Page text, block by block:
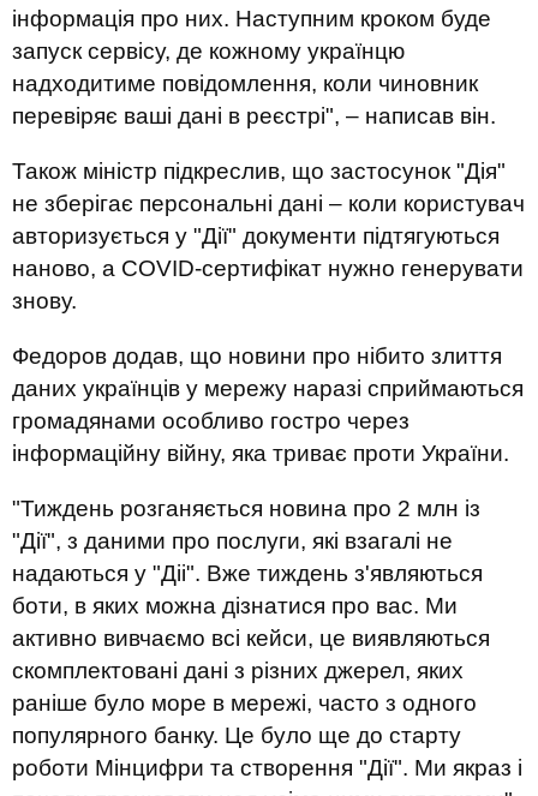
інформація про них. Наступним кроком буде
запуск сервісу, де кожному українцю
надходитиме повідомлення, коли чиновник
перевіряє ваші дані в реєстрі", – написав він.
Також міністр підкреслив, що застосунок "Дія"
не зберігає персональні дані – коли користувач
авторизується у "Дії" документи підтягуються
наново, а COVID-сертифікат нужно генерувати
знову.
Федоров додав, що новини про нібито злиття
даних українців у мережу наразі сприймаються
громадянами особливо гостро через
інформаційну війну, яка триває проти України.
"Тиждень розганяється новина про 2 млн із
"Дії", з даними про послуги, які взагалі не
надаються у "Діі". Вже тиждень з'являються
боти, в яких можна дізнатися про вас. Ми
активно вивчаємо всі кейси, це виявляються
скомплектовані дані з різних джерел, яких
раніше було море в мережі, часто з одного
популярного банку. Це було ще до старту
роботи Мінцифри та створення "Дії". Ми якраз і